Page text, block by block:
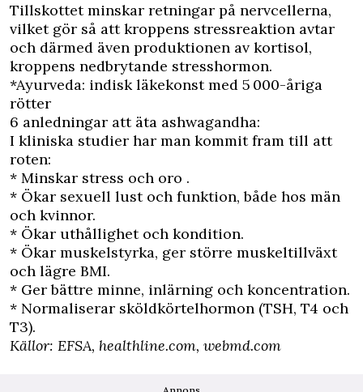
Tillskottet minskar retningar på nervcellerna,
vilket gör så att kroppens stressreaktion avtar
och därmed även produktionen av kortisol,
kroppens nedbrytande stresshormon.
*Ayurveda: indisk läkekonst med 5 000-åriga
rötter
6 anledningar att äta ashwagandha:
I kliniska studier har man kommit fram till att
roten:
* Minskar stress och oro .
* Ökar sexuell lust och funktion, både hos män
och kvinnor.
* Ökar uthållighet och kondition.
* Ökar muskelstyrka, ger större muskeltillväxt
och lägre BMI.
* Ger bättre minne, inlärning och koncentration.
* Normaliserar sköldkörtelhormon (TSH, T4 och
T3).
Källor: EFSA, healthline.com, webmd.com